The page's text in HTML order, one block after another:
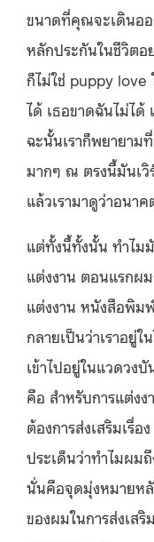
ขนาดที่คุณจะเดินอ
หลักประกันในชีวิตอ
ก็ไม่ใช่ puppy love
ได้ เธอขาดฉันไม่ได้
ฉะนั้นเราก็พยายา
มากๆ ณ ตรงนี้มันเวิ
แล้วเรามาดูว่าอนาค
แต่ทั้งนี้ทั้งนั้น ทำไม
แต่งงาน ตอนแรกผ
แต่งงาน หนังสือพิม
กลายเป็นว่าเราอยู่ใ
เข้าไปอยู่ในแวดวง
คือ สำหรับการแต่ง
ต้องการส่งเสริมเรื่
ประเด็นว่าทำไมผม
นั่นคือจุดมุ่งหมายห
ของผมในการส่งเส